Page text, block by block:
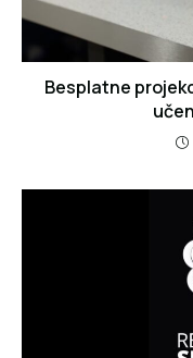
Besplatne